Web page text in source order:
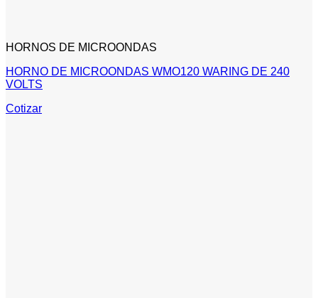
HORNOS DE MICROONDAS
HORNO DE MICROONDAS WMO120 WARING DE 240
VOLTS
Cotizar